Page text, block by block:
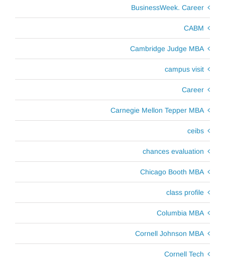
BusinessWeek. Career
CABM
Cambridge Judge MBA
campus visit
Career
Carnegie Mellon Tepper MBA
ceibs
chances evaluation
Chicago Booth MBA
class profile
Columbia MBA
Cornell Johnson MBA
Cornell Tech